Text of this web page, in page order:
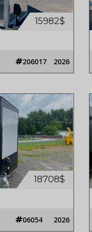
15982$
206017 2026
18708$
06054 2026